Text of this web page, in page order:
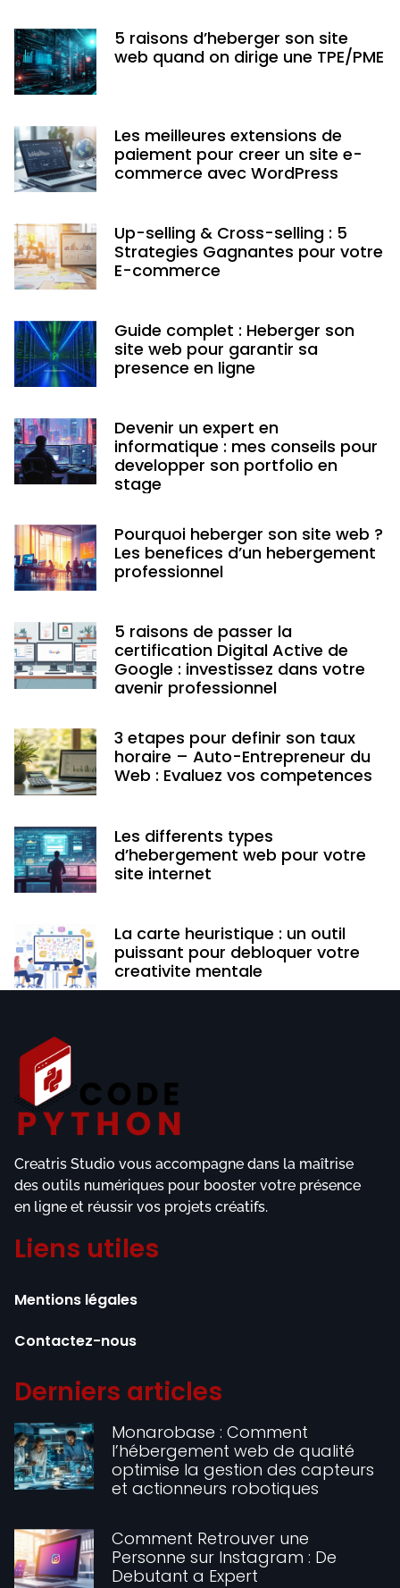
5 raisons d’heberger son site
web quand on dirige une TPE/PME
Les meilleures extensions de
paiement pour creer un site e-
commerce avec WordPress
Up-selling & Cross-selling : 5
Strategies Gagnantes pour votre
E-commerce
Guide complet : Heberger son
site web pour garantir sa
presence en ligne
Devenir un expert en
informatique : mes conseils pour
developper son portfolio en
stage
Pourquoi heberger son site web ?
Les benefices d’un hebergement
professionnel
5 raisons de passer la
certification Digital Active de
Google : investissez dans votre
avenir professionnel
3 etapes pour definir son taux
horaire – Auto-Entrepreneur du
Web : Evaluez vos competences
Les differents types
d’hebergement web pour votre
site internet
La carte heuristique : un outil
puissant pour debloquer votre
creativite mentale
Creatris Studio vous accompagne dans la maîtrise
des outils numériques pour booster votre présence
en ligne et réussir vos projets créatifs.
Liens utiles
Mentions légales
Contactez-nous
Derniers articles
Monarobase : Comment
l’hébergement web de qualité
optimise la gestion des capteurs
et actionneurs robotiques
Comment Retrouver une
Personne sur Instagram : De
Debutant a Expert